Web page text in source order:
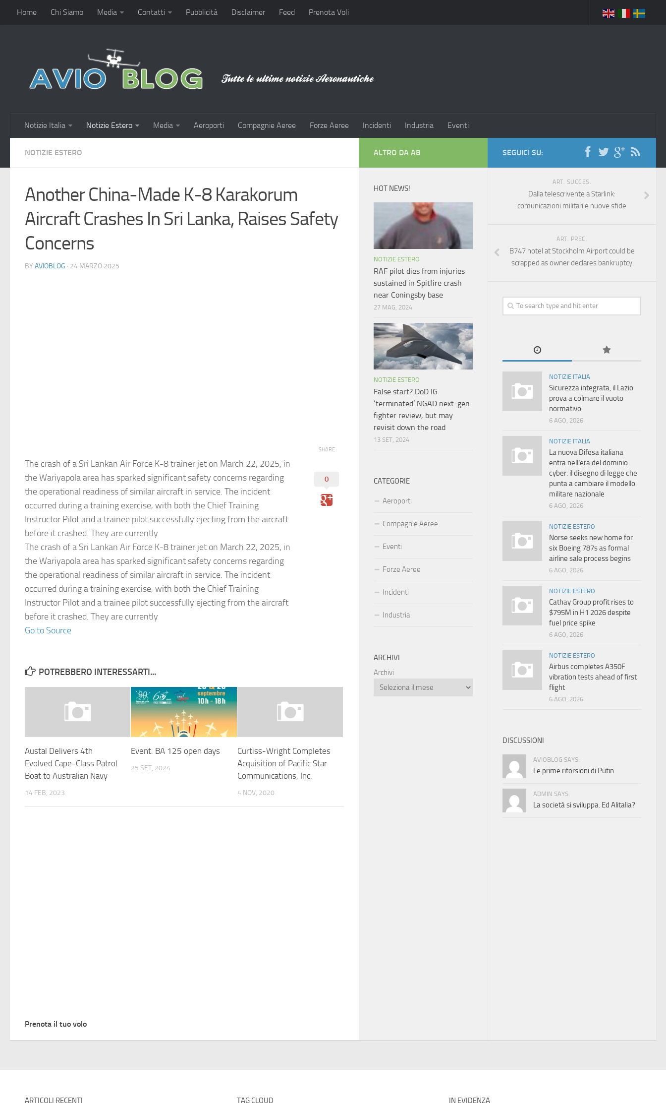
Home Chi Siamo Media Contatti Pubblicità Disclaimer Feed Prenota Voli
Notizie Italia Notizie Estero Media Aeroporti Compagnie Aeree Forze Aeree Incidenti Industria Eventi
NOTIZIE ESTERO
Another China-Made K-8 Karakorum
Aircraft Crashes In Sri Lanka, Raises Safety
Concerns
BY AVIOBLOG · 24 MARZO 2025
The crash of a Sri Lankan Air Force K-8 trainer jet on March 22, 2025, in
the Wariyapola area has sparked significant safety concerns regarding
the operational readiness of similar aircraft in service. The incident
occurred during a training exercise, with both the Chief Training
Instructor Pilot and a trainee pilot successfully ejecting from the aircraft
before it crashed. They are currently
The crash of a Sri Lankan Air Force K-8 trainer jet on March 22, 2025, in
the Wariyapola area has sparked significant safety concerns regarding
the operational readiness of similar aircraft in service. The incident
occurred during a training exercise, with both the Chief Training
Instructor Pilot and a trainee pilot successfully ejecting from the aircraft
before it crashed. They are currently
Go to Source
SHARE
0
POTREBBERO INTERESSARTI...
Austal Delivers 4th
Evolved Cape-Class Patrol
Boat to Australian Navy
14 FEB, 2023
Event. BA 125 open days
25 SET, 2024
Curtiss-Wright Completes
Acquisition of Pacific Star
Communications, Inc.
4 NOV, 2020
Prenota il tuo volo
SEGUICI SU:
ART. SUCCES.
Dalla telescrivente a Starlink:
comunicazioni militari e nuove sfide
ART. PREC.
B747 hotel at Stockholm Airport could be
scrapped as owner declares bankruptcy
NOTIZIE ITALIA
Sicurezza integrata, il Lazio
prova a colmare il vuoto
normativo
6 AGO, 2026
NOTIZIE ITALIA
La nuova Difesa italiana
entra nell’era del dominio
cyber: il disegno di legge che
punta a cambiare il modello
militare nazionale
6 AGO, 2026
NOTIZIE ESTERO
Norse seeks new home for
six Boeing 787s as formal
airline sale process begins
6 AGO, 2026
NOTIZIE ESTERO
Cathay Group profit rises to
$795M in H1 2026 despite
fuel price spike
6 AGO, 2026
NOTIZIE ESTERO
Airbus completes A350F
vibration tests ahead of first
flight
6 AGO, 2026
DISCUSSIONI
AVIOBLOG SAYS:
Le prime ritorsioni di Putin
ADMIN SAYS:
La società si sviluppa. Ed Alitalia?
ALTRO DA AB
HOT NEWS!
NOTIZIE ESTERO
RAF pilot dies from injuries
sustained in Spitfire crash
near Coningsby base
27 MAG, 2024
NOTIZIE ESTERO
False start? DoD IG
‘terminated’ NGAD next-gen
fighter review, but may
revisit down the road
13 SET, 2024
CATEGORIE
Aeroporti
Compagnie Aeree
Eventi
Forze Aeree
Incidenti
Industria
ARCHIVI
Archivi
ARTICOLI RECENTI TAG CLOUD IN EVIDENZA